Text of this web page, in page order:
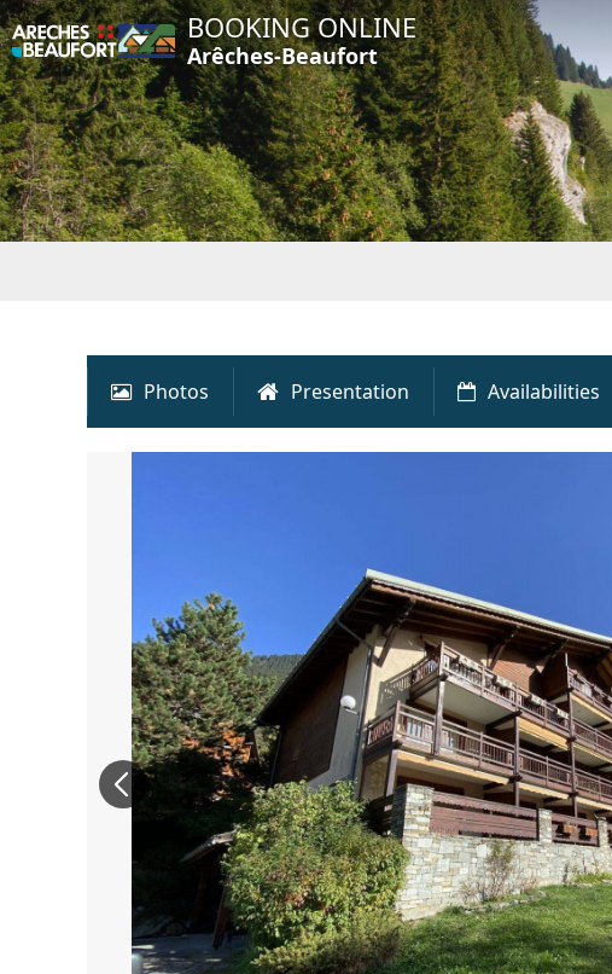
BOOKING ONLINE
Arêches-Beaufort
Photos Presentation Availabilities